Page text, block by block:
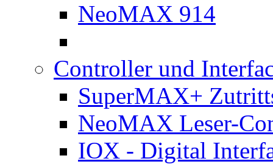
NeoMAX 914
Controller und
SuperMAX+
NeoMAX Leser-
IOX - Digital